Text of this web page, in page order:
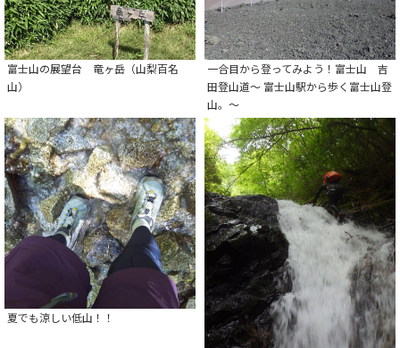
富士山の展望台 竜ヶ岳（山梨百名
山）
一合目から登ってみよう！富士山 吉
田登山道～ 富士山駅から歩く富士山登
山。～
夏でも涼しい低山！！